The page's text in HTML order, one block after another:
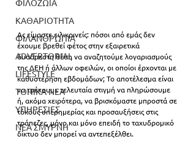
ΦΙΛΟΖΩΙΑ
ΚΑΘΑΡΙΟΤΗΤΑ
ΦΙΛΑΝΘΡΩΠΙΑ
ADVERTORIAL
LIFESTYLE
ΤΟΠΙΚΑ ΝΕΑ
ΥΠΗΡΕΣΙΕΣ
ΝΕΑ ΣΜΥΡΝΗ
Ας είμαστε ειλικρινείς: πόσοι από εμάς δεν
έχουμε βρεθεί φέτος στην εξαιρετικά
δυσάρεστη θέση να αναζητούμε λογαριασμούς
της ΔΕΗ ή άλλων οφειλών, οι οποίοι έρχονται με
καθυστέρηση εβδομάδων; Το αποτέλεσμα είναι
να τρέχουμε τελευταία στιγμή να πληρώσουμε
ή, ακόμα χειρότερα, να βρισκόμαστε μπροστά σε
τόκους υπερημερίας και προσαυξήσεις στις
τράπεζες, μόνο και μόνο επειδή το ταχυδρομικό
δίκτυο δεν μπορεί να αντεπεξέλθει.